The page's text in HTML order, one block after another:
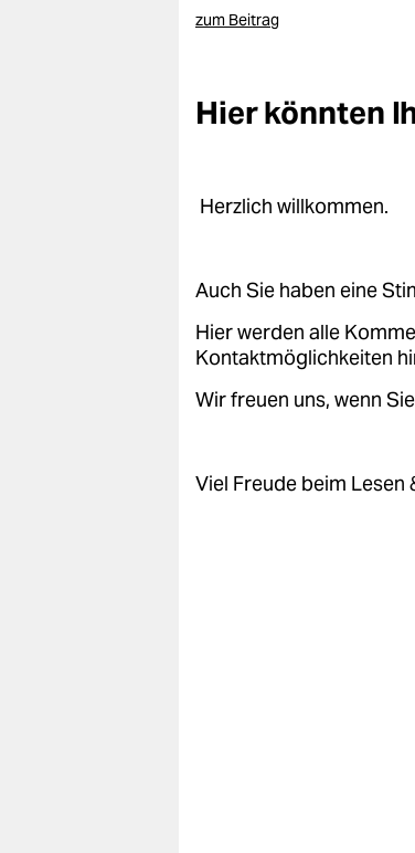
zum Beitrag
Hier könnten
Herzlich willkommen.
Auch Sie haben eine
Hier werden alle
Kontaktmöglichkeiten
Wir freuen uns, wenn
Viel Freude beim Lesen